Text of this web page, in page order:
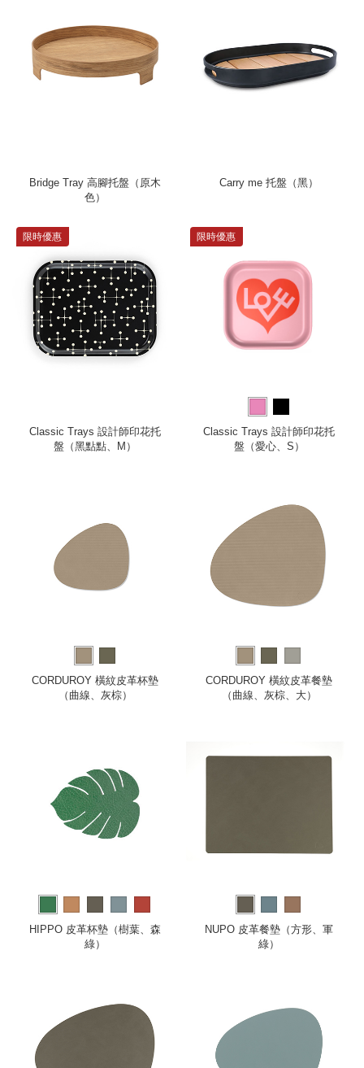
Bridge Tray 高腳托盤（原木
色）
Carry me 托盤（黑）
限時優惠
Classic Trays 設計師印花托
盤（黑點點、M）
限時優惠
Classic Trays 設計師印花托
盤（愛心、S）
CORDUROY 橫紋皮革杯墊
（曲線、灰棕）
CORDUROY 橫紋皮革餐墊
（曲線、灰棕、大）
HIPPO 皮革杯墊（樹葉、森
綠）
NUPO 皮革餐墊（方形、軍
綠）